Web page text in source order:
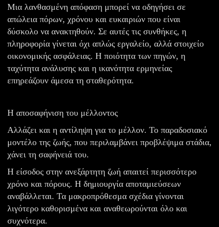
Μια λανθασμένη απόφαση μπορεί να οδηγήσει σε
απώλεια πόρων, χρόνου και ευκαιριών που είναι
δύσκολο να ανακτηθούν. Σε αυτές τις συνθήκες, η
πληροφορία γίνεται όχι απλώς εργαλείο, αλλά στοιχείο
οικονομικής ασφάλειας. Η ποιότητα των πηγών, η
ταχύτητα ανάλυσης και η ικανότητα ερμηνείας
επηρεάζουν άμεσα τη σταθερότητα.
Η αποσαφήνιση του μέλλοντος
Αλλάζει και η αντίληψη για το μέλλον. Το παραδοσιακό
μοντέλο της ζωής, που περιλαμβάνει προβλέψιμα στάδια,
χάνει τη σαφήνειά του.
Η είσοδος στην ανεξάρτητη ζωή απαιτεί περισσότερο
χρόνο και πόρους. Η δημιουργία αποταμιεύσεων
αναβάλλεται. Τα μακροπρόθεσμα σχέδια γίνονται
λιγότερο καθορισμένα και αναθεωρούνται όλο και
συχνότερα.